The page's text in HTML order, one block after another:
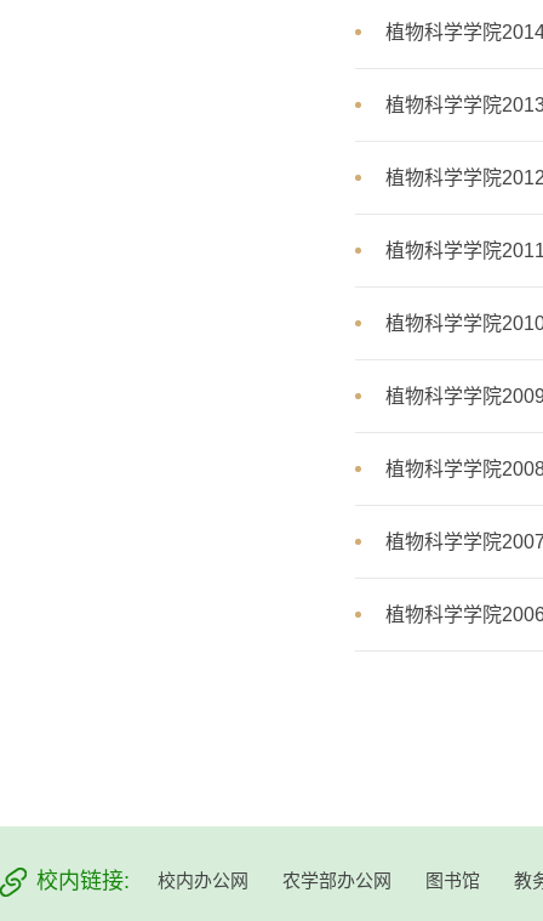
植物科学学院
植物科学学院
植物科学学院
植物科学学院
植物科学学院
植物科学学院
植物科学学院
植物科学学院
植物科学学院
校内链接: 校内办公网 农学部办公网 图书馆 教